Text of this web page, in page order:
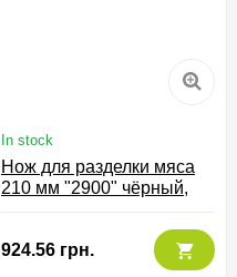
In stock
Нож для разделки мяса
210 мм "2900" чёрный,
924.56 грн.